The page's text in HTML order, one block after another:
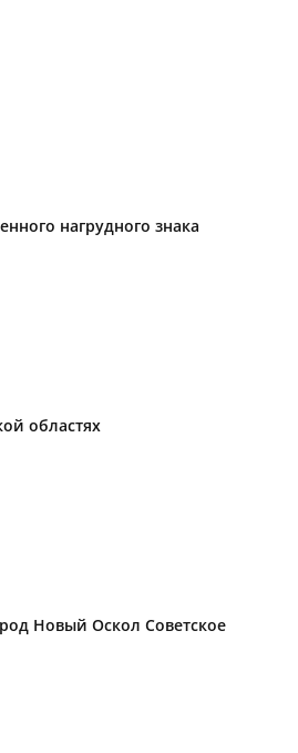
нагрудного знака
областях
Новый Оскол Советское